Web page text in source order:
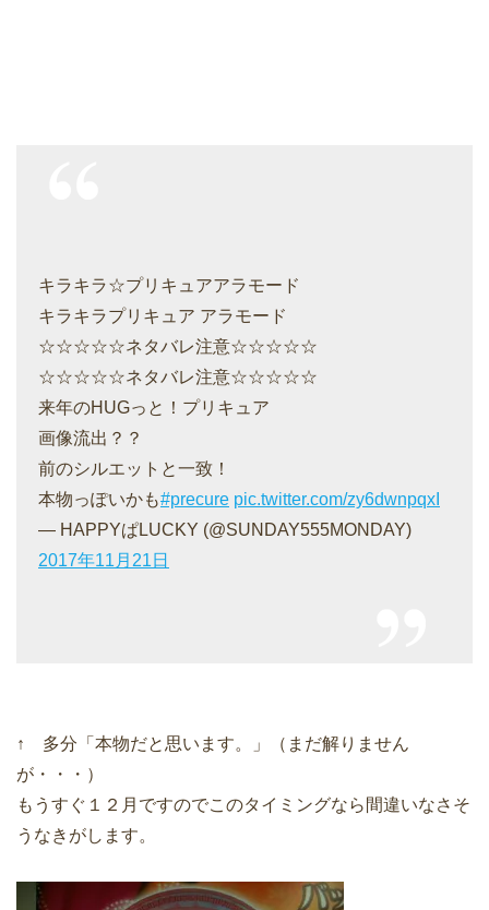
キラキラ☆プリキュアアラモード
キラキラプリキュア アラモード
☆☆☆☆☆ネタバレ注意☆☆☆☆☆
☆☆☆☆☆ネタバレ注意☆☆☆☆☆
来年のHUGっと！プリキュア
画像流出？？
前のシルエットと一致！
本物っぽいかも#precure pic.twitter.com/zy6dwnpqxI
— HAPPYぱLUCKY (@SUNDAY555MONDAY)
2017年11月21日
↑ 多分「本物だと思います。」（まだ解りません
が・・・）
もうすぐ１２月ですのでこのタイミングなら間違いなさそ
うなきがします。